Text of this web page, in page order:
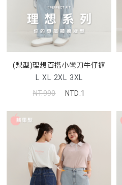
(梨型)理想百搭小彎刀牛仔褲
L XL 2XL 3XL
NT.990
NTD.1